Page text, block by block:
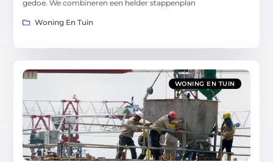
gedoe. We combineren een helder stappenplan
Woning En Tuin
WONING EN TUIN